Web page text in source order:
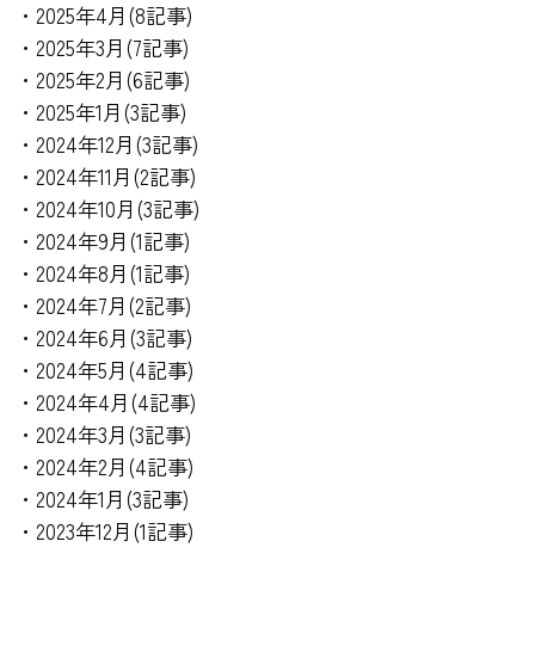
・2025年4月(8記事)
・2025年3月(7記事)
・2025年2月(6記事)
・2025年1月(3記事)
・2024年12月(3記事)
・2024年11月(2記事)
・2024年10月(3記事)
・2024年9月(1記事)
・2024年8月(1記事)
・2024年7月(2記事)
・2024年6月(3記事)
・2024年5月(4記事)
・2024年4月(4記事)
・2024年3月(3記事)
・2024年2月(4記事)
・2024年1月(3記事)
・2023年12月(1記事)